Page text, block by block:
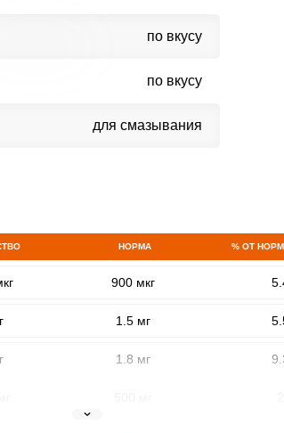
по вкусу
по вкусу
для смазывания
НОРМА % ОТ
900 мкг
1.5 мг
1.8 мг